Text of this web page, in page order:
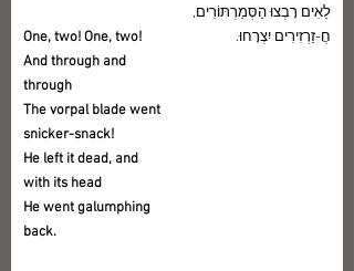
לֵאִים רָבְצוּ הַסְּמַרְתּוֹרִים,
חֲ-זַרְזִירִים יִצְרָחוּ.
One, two! One, two!
And through and
through
The vorpal blade went
snicker-snack!
He left it dead, and
with its head
He went galumphing
back.